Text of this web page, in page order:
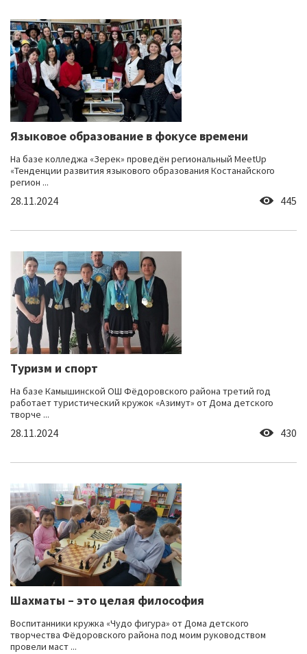
Языковое образование в фокусе времени
На базе колледжа «Зерек» проведён региональный MeetUp
«Тенденции развития языкового образования Костанайского
регион ...
28.11.2024 445
Туризм и спорт
На базе Камышинской ОШ Фёдоровского района третий год
работает туристический кружок «Азимут» от Дома детского
творче ...
28.11.2024 430
Шахматы – это целая философия
Воспитанники кружка «Чудо фигура» от Дома детского
творчества Фёдоровского района под моим руководством
провели маст ...